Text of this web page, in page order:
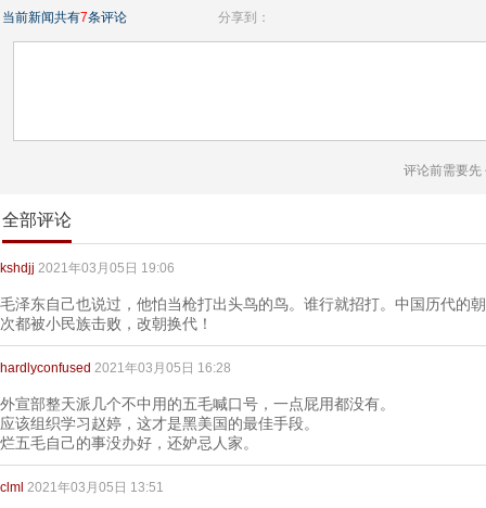
当前新闻共有7条评论 分享到：
评论前需要先
全部评论
kshdjj 2021年03月05日 19:06
毛泽东自己也说过，他怕当枪打出头鸟的鸟。谁行就招打。中国历代的
次都被小民族击败，改朝换代！
hardlyconfused 2021年03月05日 16:28
外宣部整天派几个不中用的五毛喊口号，一点屁用都没有。
应该组织学习赵婷，这才是黑美国的最佳手段。
烂五毛自己的事没办好，还妒忌人家。
clml 2021年03月05日 13:51